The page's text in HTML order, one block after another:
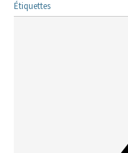
Étiquettes